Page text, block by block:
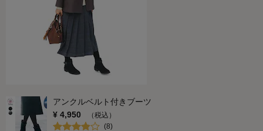
アンクルベルト付きブーツ
¥ 4,950
（税込）
(8)